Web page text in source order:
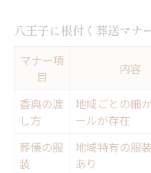
八王子に根付く葬送マナ
マナー項
目
内容
香典の渡
し方
地域ごとの細
ールが存在
葬儀の服
装
地域特有の服
あり